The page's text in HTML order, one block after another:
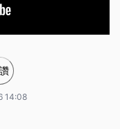
讚
14:08